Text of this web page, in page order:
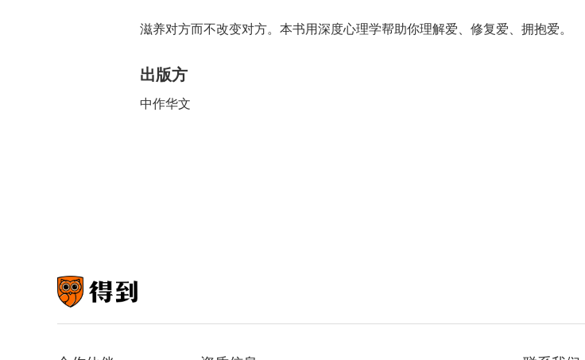
滋养对方而不改变对方。本书用深度心理学帮助你理解爱、修复爱、拥抱爱。
出版方
中作华文